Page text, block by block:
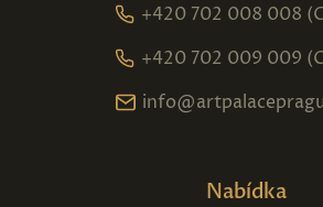
+420 702 008 008
+420 702 009 009
Nabídka